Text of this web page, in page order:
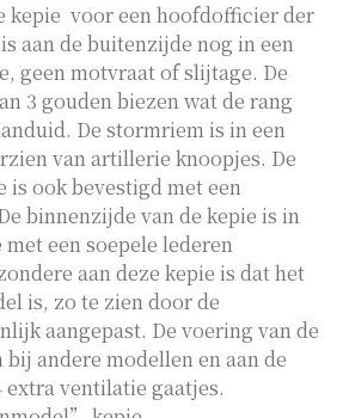
kepie voor een hoofdofficier der
aan de buitenzijde nog in een
geen motvraat of slijtage. De
3 gouden biezen wat de rang
De stormriem is in een
van artillerie knoopjes. De
is ook bevestigd met een
binnenzijde van de kepie is in
een soepele lederen
aan deze kepie is dat het
is, zo te zien door de
aangepast. De voering van de
bij andere modellen en aan de
ventilatie gaatjes.